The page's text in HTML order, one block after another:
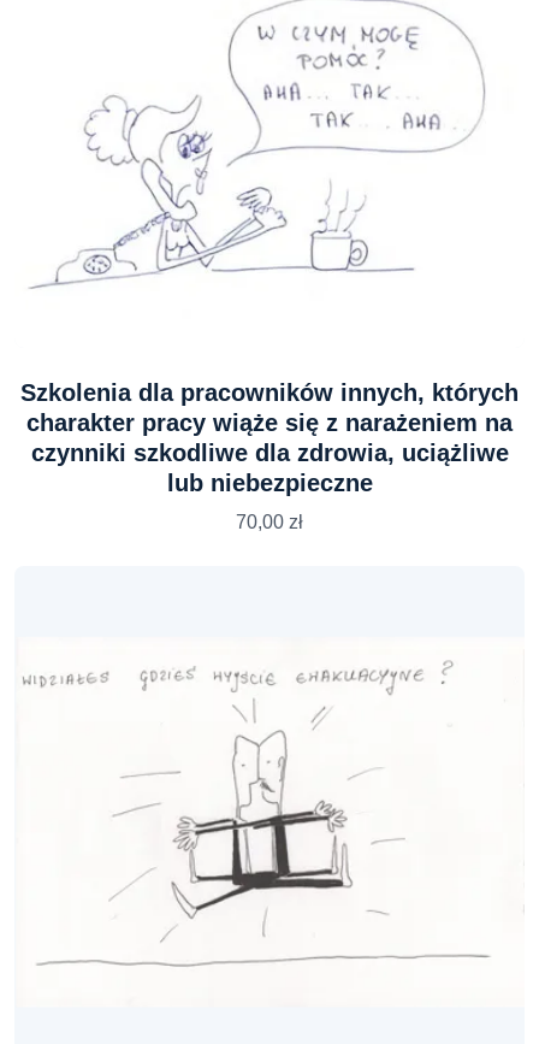
Szkolenia dla pracowników innych, których
charakter pracy wiąże się z narażeniem na
czynniki szkodliwe dla zdrowia, uciążliwe
lub niebezpieczne
70,00 zł